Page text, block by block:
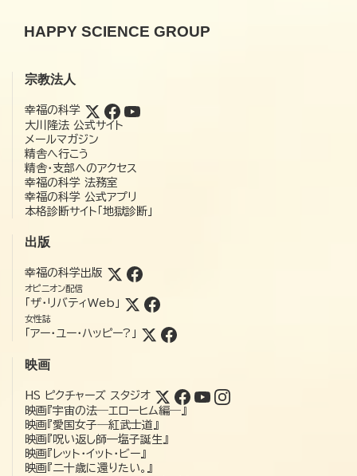
HAPPY SCIENCE GROUP
宗教法人
幸福の科学
大川隆法 公式サイト
メールマガジン
精舎へ行こう
精舎・支部へのアクセス
幸福の科学 法務室
幸福の科学 公式アプリ
本格診断サイト「地獄診断」
出版
幸福の科学出版
オピニオン配信
「ザ・リバティWeb」
女性誌
「アー・ユー・ハッピー?」
映画
HS ピクチャーズ スタジオ
映画『宇宙の法―エローヒム編―』
映画『愛国女子―紅武士道』
映画『呪い返し師—塩子誕生』
映画『レット・イット・ビー』
映画『二十歳に還りたい。』